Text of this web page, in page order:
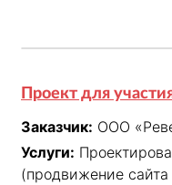
Проект для
Заказчик: ООО
Услуги:
(продвижение